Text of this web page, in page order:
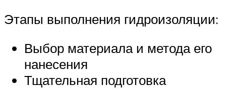
Этапы выполнения гидроизоляции:
Выбор материала и метода его
нанесения
Тщательная подготовка